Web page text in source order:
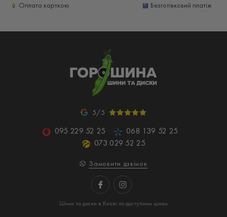
Оплата карткою
Безготівковий платіж
5/5
095 229 52 25
068 139 52 25
073 029 52 25
Замовити дзвінок
Шини та диски в Києві по доступним цінам